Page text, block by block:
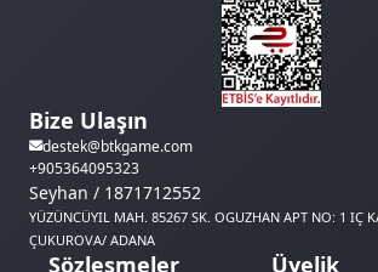
Bize Ulaşın
destek@btkgame.com
+905364095323
Seyhan / 1871712552
YÜZÜNCÜYIL MAH. 85267 SK. OGUZHAN APT NO: 1 IÇ
ÇUKUROVA/ ADANA
Sözleşmeler Üyelik